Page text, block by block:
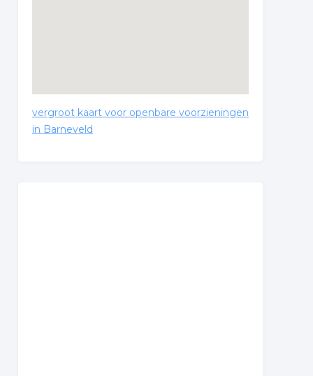
vergroot kaart voor openbare voorzieningen
in Barneveld